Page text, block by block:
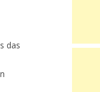
das